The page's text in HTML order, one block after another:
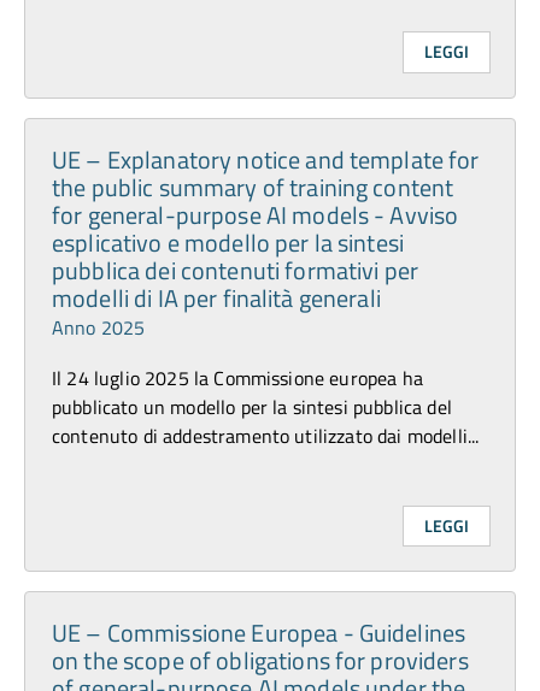
LEGGI
UE – Explanatory notice and template for
the public summary of training content
for general-purpose AI models - Avviso
esplicativo e modello per la sintesi
pubblica dei contenuti formativi per
modelli di IA per finalità generali
Anno 2025
Il 24 luglio 2025 la Commissione europea ha
pubblicato un modello per la sintesi pubblica del
contenuto di addestramento utilizzato dai modelli...
LEGGI
UE – Commissione Europea - Guidelines
on the scope of obligations for providers